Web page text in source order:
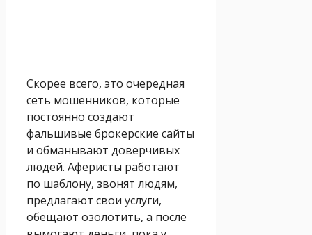
Скорее всего, это очередная
сеть мошенников, которые
постоянно создают
фальшивые брокерские сайты
и обманывают доверчивых
людей. Аферисты работают
по шаблону, звонят людям,
предлагают свои услуги,
обещают озолотить, а после